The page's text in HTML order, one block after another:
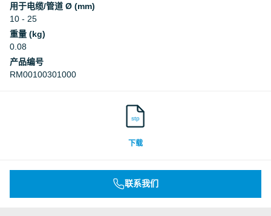
用于电缆/管道 Ø (mm)
10 - 25
重量 (kg)
0.08
产品编号
RM00100301000
stp
下载
联系我们